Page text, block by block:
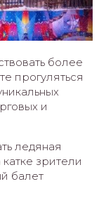
более
прогуляться
и
ледяная
зрители
балет